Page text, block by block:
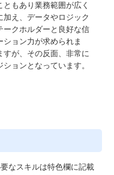
もあり業務範囲が広く
え、データやロジック
ークホルダーと良好な信
ョン力が求められま
が、その反面、非常に
ョンとなっています。
なスキルは特色欄に記載